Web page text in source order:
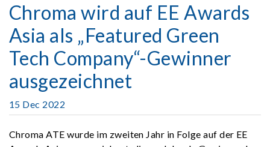
Chroma wird auf EE Awards
Asia als „Featured Green
Tech Company“-Gewinner
ausgezeichnet
15 Dec 2022
Chroma ATE wurde im zweiten Jahr in Folge auf der EE